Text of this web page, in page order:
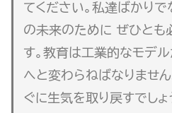
てください。私達ばかりで
の未来のために ぜひとも
す。教育は工業的なモデ
へと変わらねばなりませ
ぐに生気を取り戻すでしょ